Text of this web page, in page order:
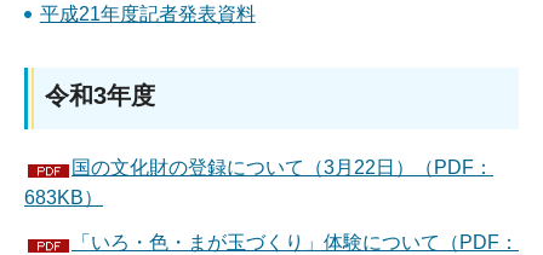
平成21年度記者発表資料
令和3年度
国の文化財の登録について（3月22日）（PDF：
683KB）
「いろ・色・まが玉づくり」体験について（PDF：